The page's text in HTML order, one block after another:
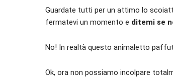
Guardate tutti per un attimo lo
fermatevi un momento e ditemi se
No! In realtà questo animaletto
Ok, ora non possiamo incolpare